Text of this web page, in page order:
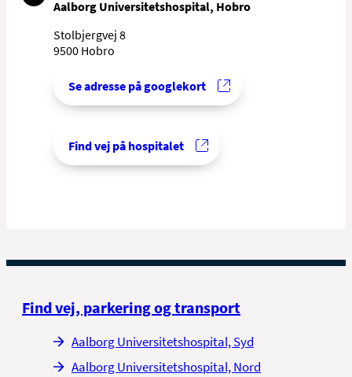
Aalborg Universitetshospital, Hobro
Stolbjergvej 8
9500 Hobro
Se adresse på googlekort
Find vej på hospitalet
Find vej, parkering og transport
Aalborg Universitetshospital, Syd
Aalborg Universitetshospital, Nord